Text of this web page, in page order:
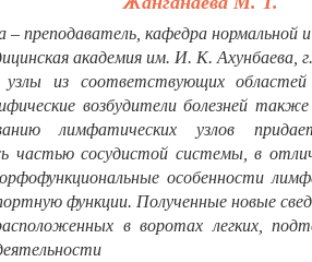
– преподаватель, кафедра
академия им. И. К. Ахунбаева,
из соответствующих
возбудители болезней
лимфатических узлов
частью сосудистой системы, в
особенности
функции. Полученные новые
в воротах легких,